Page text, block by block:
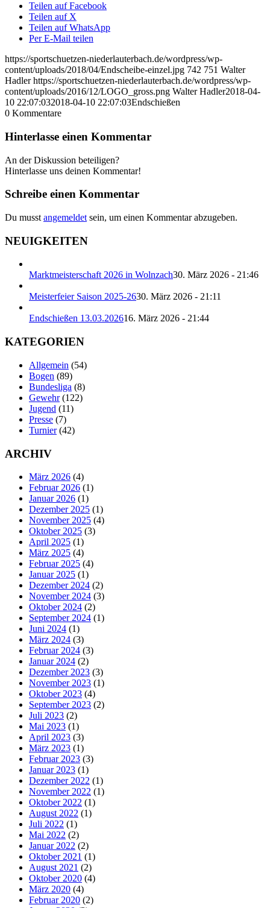
Teilen auf Facebook
Teilen auf X
Teilen auf WhatsApp
Per E-Mail teilen
https://sportschuetzen-niederlauterbach.de/wordpress/wp-
content/uploads/2018/04/Endscheibe-einzel.jpg 742 751 Walter
Hadler https://sportschuetzen-niederlauterbach.de/wordpress/wp-
content/uploads/2016/12/LOGO_gross.png Walter Hadler2018-04-
10 22:07:032018-04-10 22:07:03Endschießen
0 Kommentare
Hinterlasse einen Kommentar
An der Diskussion beteiligen?
Hinterlasse uns deinen Kommentar!
Schreibe einen Kommentar
Du musst angemeldet sein, um einen Kommentar abzugeben.
NEUIGKEITEN
Marktmeisterschaft 2026 in Wolnzach30. März 2026 - 21:46
Meisterfeier Saison 2025-2630. März 2026 - 21:11
Endschießen 13.03.202616. März 2026 - 21:44
KATEGORIEN
Allgemein (54)
Bogen (89)
Bundesliga (8)
Gewehr(122)
Jugend (11)
Presse (7)
Turnier(42)
ARCHIV
März 2026 (4)
Februar 2026 (1)
Januar 2026 (1)
Dezember 2025 (1)
November 2025 (4)
Oktober 2025 (3)
April 2025 (1)
März 2025 (4)
Februar 2025 (4)
Januar 2025 (1)
Dezember 2024 (2)
November 2024 (3)
Oktober 2024 (2)
September 2024 (1)
Juni 2024 (1)
März 2024 (3)
Februar 2024 (3)
Januar 2024 (2)
Dezember 2023 (3)
November 2023 (1)
Oktober 2023 (4)
September 2023 (2)
Juli 2023 (2)
Mai 2023 (1)
April 2023 (3)
März 2023 (1)
Februar 2023 (3)
Januar 2023 (1)
Dezember 2022 (1)
November 2022 (1)
Oktober 2022 (1)
August 2022 (1)
Juli 2022 (1)
Mai 2022 (2)
Januar 2022 (2)
Oktober 2021 (1)
August 2021 (2)
Oktober 2020 (4)
März 2020 (4)
Februar 2020 (2)